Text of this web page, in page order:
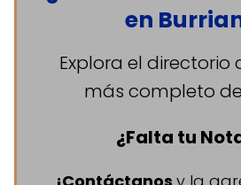
en
Explora el directorio
más completo
¿Falta tu